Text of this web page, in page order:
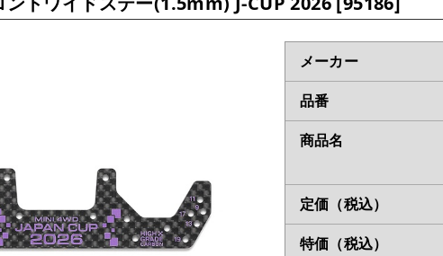
メーカー
品番
商品名
定価（税込）
特価（税込）